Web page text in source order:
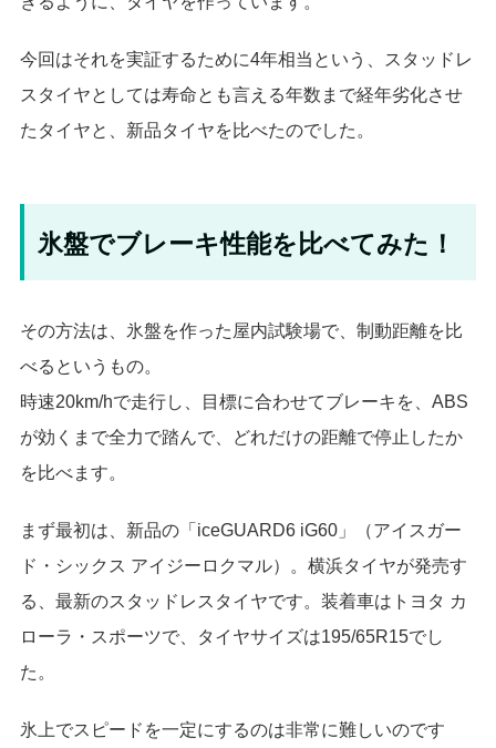
今回はそれを実証するために4年相当という、スタッドレ
スタイヤとしては寿命とも言える年数まで経年劣化させ
たタイヤと、新品タイヤを比べたのでした。
氷盤でブレーキ性能を比べてみた！
その方法は、氷盤を作った屋内試験場で、制動距離を比
べるというもの。
時速20km/hで走行し、目標に合わせてブレーキを、ABS
が効くまで全力で踏んで、どれだけの距離で停止したか
を比べます。
まず最初は、新品の「iceGUARD6 iG60」（アイスガー
ド・シックス アイジーロクマル）。横浜タイヤが発売す
る、最新のスタッドレスタイヤです。装着車はトヨタ カ
ローラ・スポーツで、タイヤサイズは195/65R15でし
た。
氷上でスピードを一定にするのは非常に難しいのです